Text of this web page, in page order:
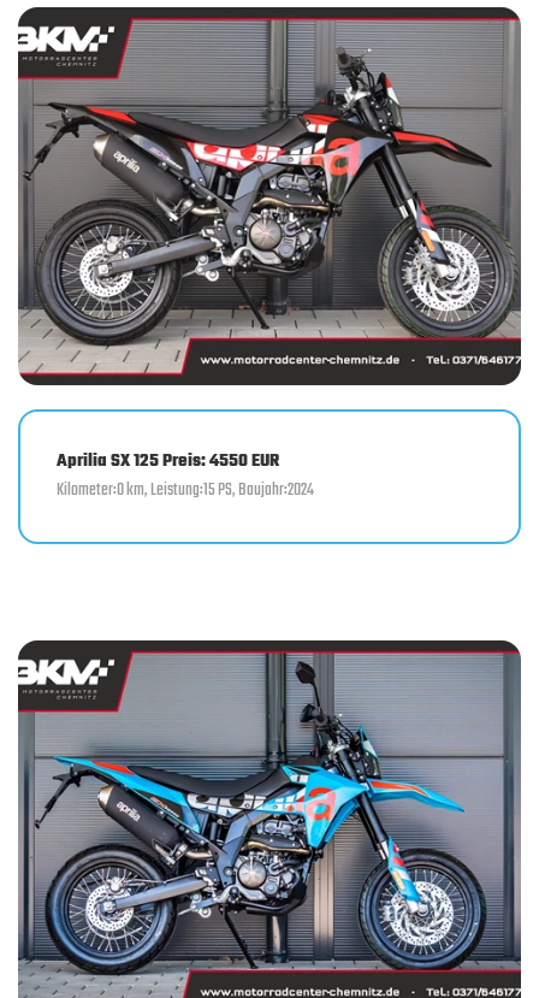
Aprilia SX 125 Preis: 4550 EUR
Kilometer:0 km, Leistung:15 PS, Baujahr:2024